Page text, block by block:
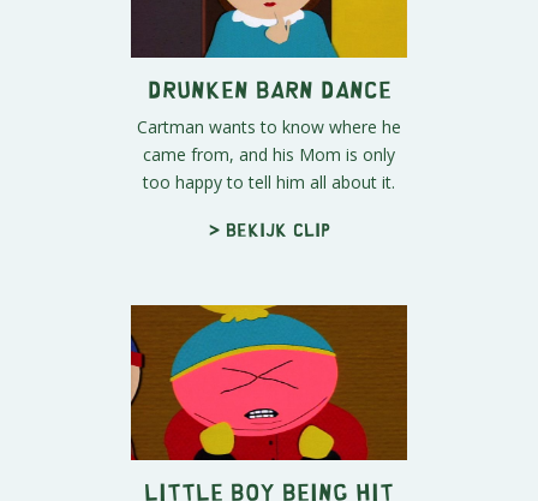
Drunken Barn Dance
Cartman wants to know where he
came from, and his Mom is only
too happy to tell him all about it.
> Bekijk clip
Little Boy Being Hit